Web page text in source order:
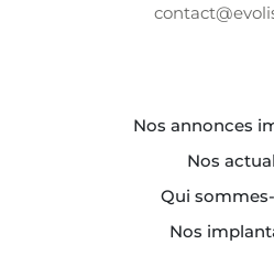
Nos annonces
Nos
Qui
Nos